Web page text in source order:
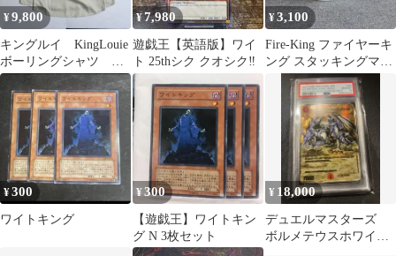
¥9,800
キングルイ KingLouie
ボーリングシャツ M
オフホワイト 復刻①
¥7,980
遊戯王【英語版】ワイ
ト 25thシク クオシク‼️
¥3,100
Fire-King ファイヤーキ
ング スタッキングマグ
ホワイト ミルクガラス
¥300
ワイトキング
¥300
【遊戯王】ワイトキン
グ N 3枚セット
¥ 18,000
デュエルマスターズ
ボルメテウスホワイト